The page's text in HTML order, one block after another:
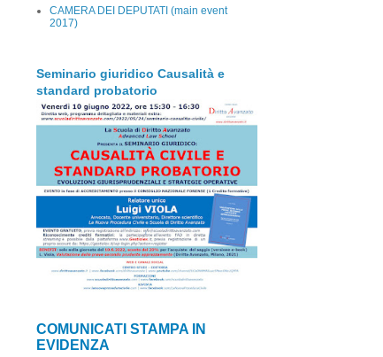
CAMERA DEI DEPUTATI (main event
2017)
Seminario giuridico Causalità e
standard probatorio
COMUNICATI STAMPA IN
EVIDENZA